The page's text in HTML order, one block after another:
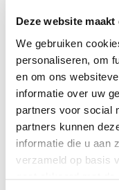
Deze website
We gebruiken
personaliseren, om
en om ons
informatie over uw
partners voor social
partners kunnen
informatie die u aan
verzameld op basis
Op zijn Instagram
journalist Mark Traa
krantenadvertenties
berichten bestemd
partner. In zijn boek
het fenomeen van de
liefdesleven van